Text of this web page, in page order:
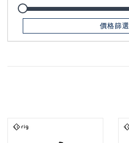
US7(8)
US8(8)
價格篩選